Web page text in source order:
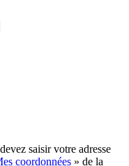
saisir votre adresse
coordonnées » de la